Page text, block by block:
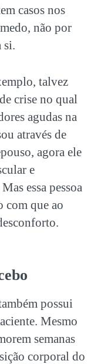
casos nos
não por
si.
talvez
crise no qual
agudas na
através de
agora ele
e
essa pessoa
com que ao
possui
Mesmo
semanas
corporal do